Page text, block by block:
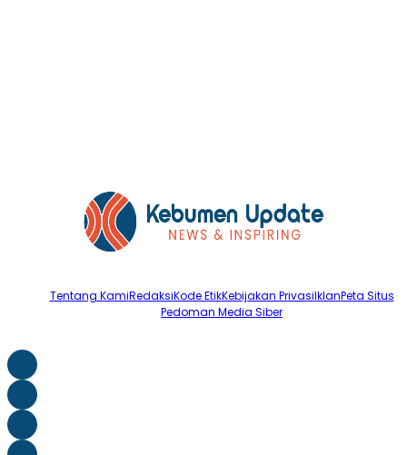
Tentang KamiRedaksiKode EtikKebijakan PrivasiIklanPeta Situs
Pedoman Media Siber